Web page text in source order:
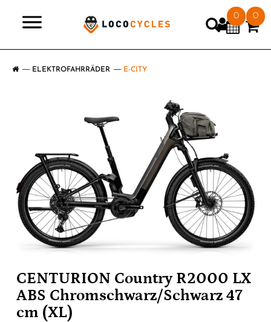
0 0
ELEKTROFAHRRÄDER E-CITY
CENTURION Country R2000 LX
ABS Chromschwarz/Schwarz 47
cm (XL)